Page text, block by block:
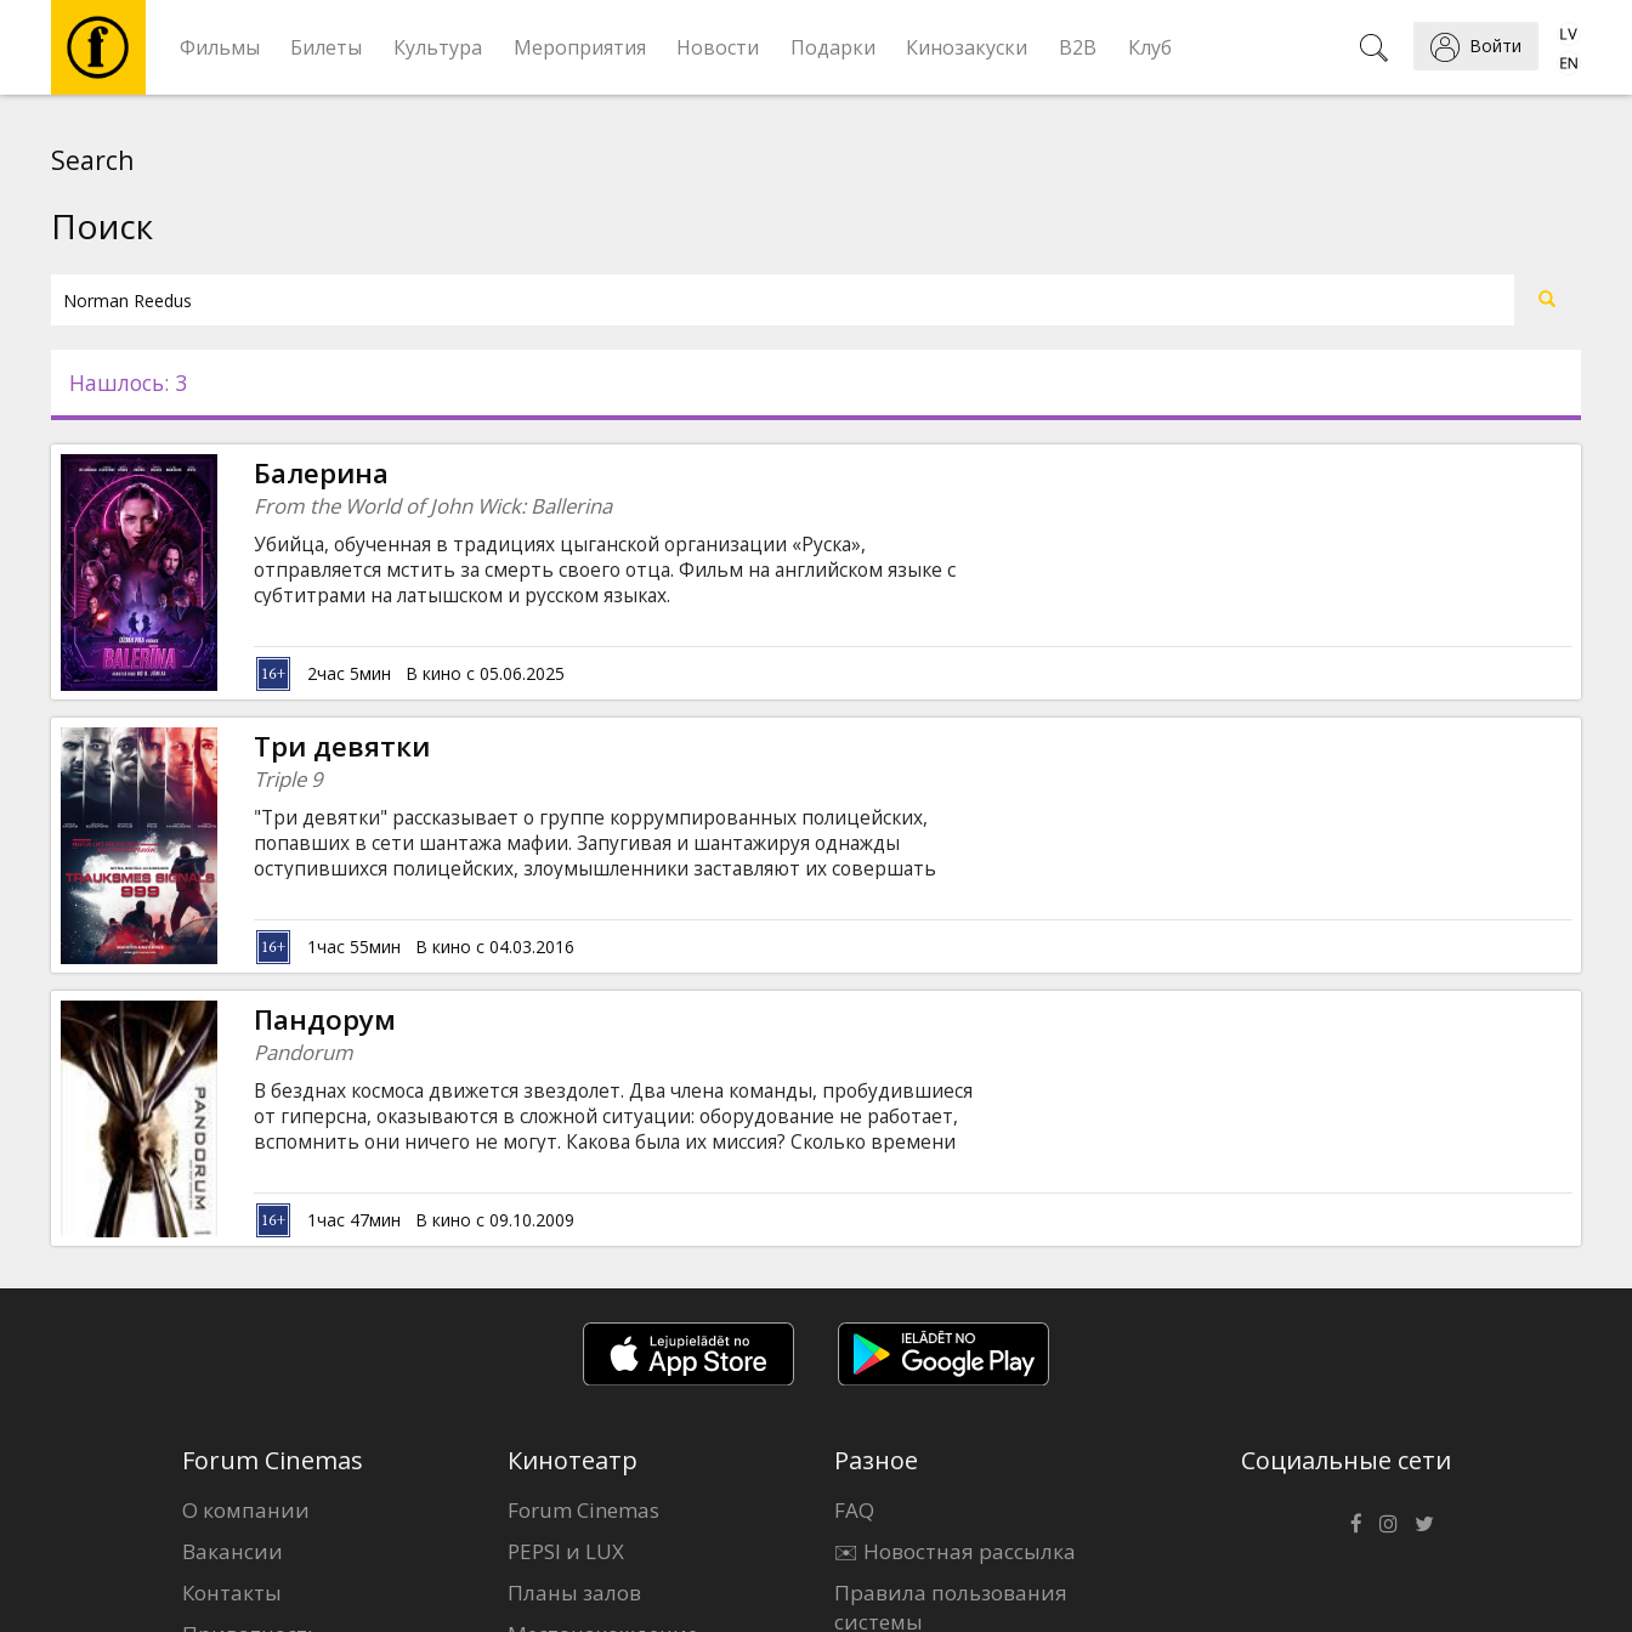
Фильмы Билеты Культура Мероприятия Новости Подарки Кинозакуски B2B Клуб Войти
Новости
Подарки
Кинозакуски
B2B
Клуб
Search
Поиск
Нашлось: 3
Балерина
From the World of John Wick: Ballerina
Убийца, обученная в традициях цыганской организации «Руска»,
отправляется мстить за смерть своего отца. Фильм на английском языке с
субтитрами на латышском и русском языках.
2час 5мин В кино с 05.06.2025
Три девятки
Triple 9
"Три девятки" рассказывает о группе коррумпированных полицейских,
попавших в сети шантажа мафии. Запугивая и шантажируя однажды
оступившихся полицейских, злоумышленники заставляют их совершать
решаются на устранение одного из своих сотрудников. Фильм на
английском языке с субтитрами на латышском и русском языках.
1час 55мин В кино с 04.03.2016
Пандорум
Pandorum
В безднах космоса движется звездолет. Два члена команды, пробудившиеся
от гиперсна, оказываются в сложной ситуации: оборудование не работает,
вспомнить они ничего не могут. Какова была их миссия? Сколько времени
на корабле обнаруживаются чужие — злобные воины, которые крушат все на
своем пути. У космических путешественников очень мало времени. Теперь
для них собственные жизни — не самое главное, ибо только от них двоих,
1час 47мин В кино с 09.10.2009
Forum Cinemas
О компании
Вакансии
Контакты
Кинотеатр
Forum Cinemas
PEPSI и LUX
Планы залов
Разное
FAQ
✉️ Новостная рассылка
Правила пользования
системы
Социальные сети